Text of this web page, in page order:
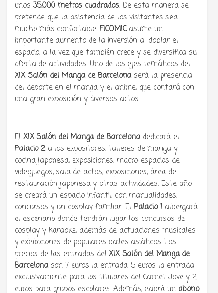
unos 35.000 metros cuadrados. De esta manera se
pretende que la asistencia de los visitantes sea
mucho más confortable. FICOMICasume un
importante aumento de la inversión al doblar el
espacio, a la vez que también crece y se diversifica su
oferta de actividades. Uno de los ejes temáticos del
XIX Salón del Manga de Barcelona será la presencia
del deporte en el manga y el anime, que contará con
una gran exposición y diversos actos.
El XIX Salón del Manga de Barcelona dedicará el
Palacio 2 a los expositores, talleres de manga y
cocina japonesa, exposiciones, macro-espacios de
videojuegos, sala de actos, exposiciones, área de
restauración japonesa y otras actividades. Este año
se creará un espacio infantil, con manualidades,
concursos y un cosplay familiar. El Palacio 1 albergará
el escenario donde tendrán lugar los concursos de
cosplay y karaoke, además de actuaciones musicales
y exhibiciones de populares bailes asiáticos. Los
precios de las entradas del XIX Salón del Manga de
Barcelona son 7 euros la entrada, 5 euros la entrada
exclusivamente para los titulares del Carnet Jove y 2
euros para grupos escolares. Además, habrá un abono